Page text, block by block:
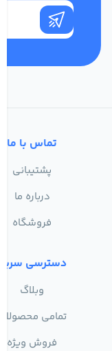
تماس با ما
پشتیبانی
درباره ما
فروشگاه
دسترسی سریع
وبلاگ
تمامی محصولات
فروش ویژه